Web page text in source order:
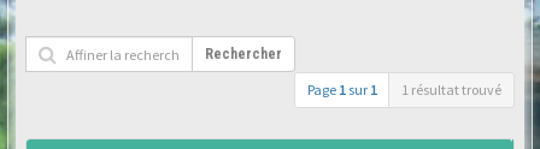
Rechercher
Page 1 sur 1 1 résultat trouvé